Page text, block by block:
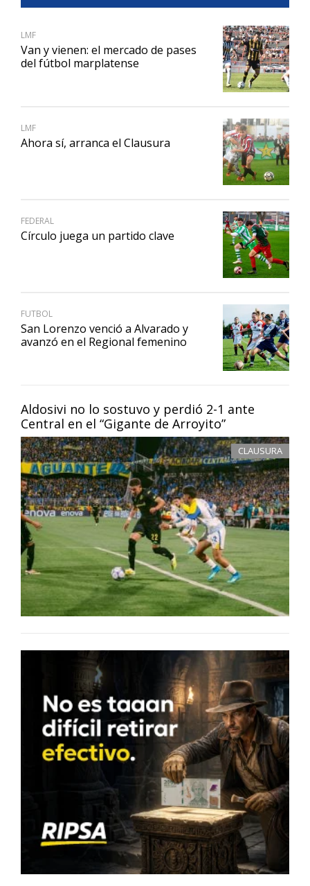
Aldosivi no lo sostuvo y perdió 2-1 ante
Central en el “Gigante de Arroyito”
CLAUSURA
LMF
Van y vienen: el mercado de pases
del fútbol marplatense
LMF
Ahora sí, arranca el Clausura
FEDERAL
Círculo juega un partido clave
FUTBOL
San Lorenzo venció a Alvarado y
avanzó en el Regional femenino